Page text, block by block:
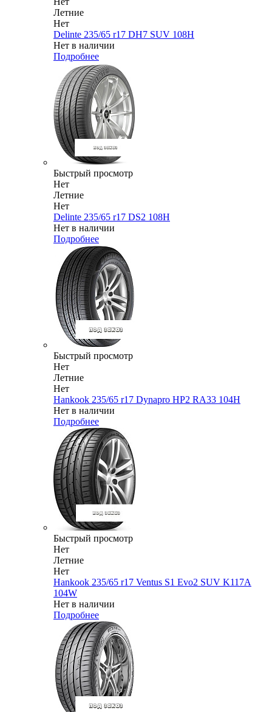
Летние
Нет
Delinte 235/65 r17 DH7 SUV 108H
Нет в наличии
Подробнее
Быстрый просмотр
Нет
Летние
Нет
Delinte 235/65 r17 DS2 108H
Нет в наличии
Подробнее
Быстрый просмотр
Нет
Летние
Нет
Hankook 235/65 r17 Dynapro HP2 RA33 104H
Нет в наличии
Подробнее
Быстрый просмотр
Нет
Летние
Нет
Hankook 235/65 r17 Ventus S1 Evo2 SUV K117A
104W
Нет в наличии
Подробнее